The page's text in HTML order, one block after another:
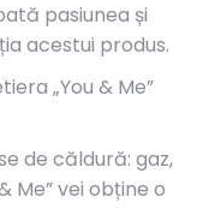
pasiunea și
acestui produs.
„You & Me”
de căldură: gaz,
Me” vei obține o